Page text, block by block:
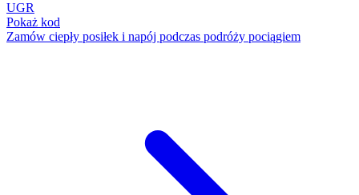
UGR
Pokaż kod
Zamów ciepły posiłek i napój podczas podróży pociągiem